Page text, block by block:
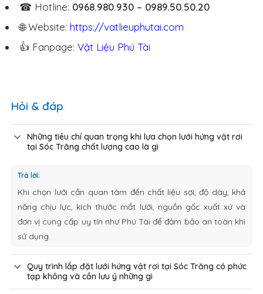
☎ Hotline: 0968.980.930 – 0989.50.50.20
🌐 Website: https://vatlieuphutai.com
👍 Fanpage: Vật Liệu Phú Tài
Hỏi & đáp
Những tiêu chí quan trọng khi lựa chọn lưới hứng vật rơi
tại Sóc Trăng chất lượng cao là gì
Trả lời:
Khi chọn lưới cần quan tâm đến chất liệu sợi, độ dày, khả
năng chịu lực, kích thước mắt lưới, nguồn gốc xuất xứ và
đơn vị cung cấp uy tín như Phú Tài để đảm bảo an toàn khi
sử dụng.
Quy trình lắp đặt lưới hứng vật rơi tại Sóc Trăng có phức
tạp không và cần lưu ý những gì